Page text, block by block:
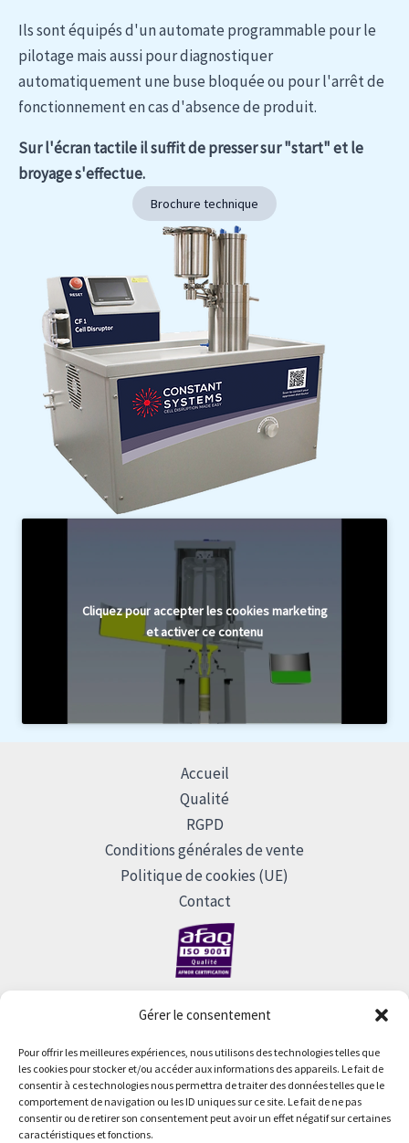
Gérer le consentement
Pour offrir les meilleures expériences, nous utilisons des technologies telles que
les cookies pour stocker et/ou accéder aux informations des appareils. Le fait de
consentir à ces technologies nous permettra de traiter des données telles que le
comportement de navigation ou les ID uniques sur ce site. Le fait de ne pas
consentir ou de retirer son consentement peut avoir un effet négatif sur certaines
caractéristiques et fonctions.
Ils sont équipés d'un automate programmable pour le
pilotage mais aussi pour diagnostiquer
automatiquement une buse bloquée ou pour l'arrêt de
fonctionnement en cas d'absence de produit.
Sur l'écran tactile il suffit de presser sur "start" et le
broyage s'effectue.
Brochure technique
Cliquez pour accepter les cookies marketing
et activer ce contenu
Accueil
Qualité
RGPD
Conditions générales de vente
Politique de cookies (UE)
Contact
Siege Social : CellD SAS - 20bis rue du Chapître F-30150
ROQUEMAURE - Capital 125 000 € - N°TVA FR15 402 503
635 - Nîmes B 402 503 635 - 402 503 635 00037 - APE 4669B